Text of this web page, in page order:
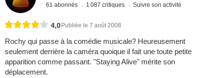
61 abonnés 1 087 critiques Suivre son activité
4,0 Publiée le 7 août 2008
Rochy qui passe à la comédie musicale? Heureusement
seulement derrière la caméra quoique il fait une toute petite
apparition comme passant. "Staying Alive" mérite son
déplacement.